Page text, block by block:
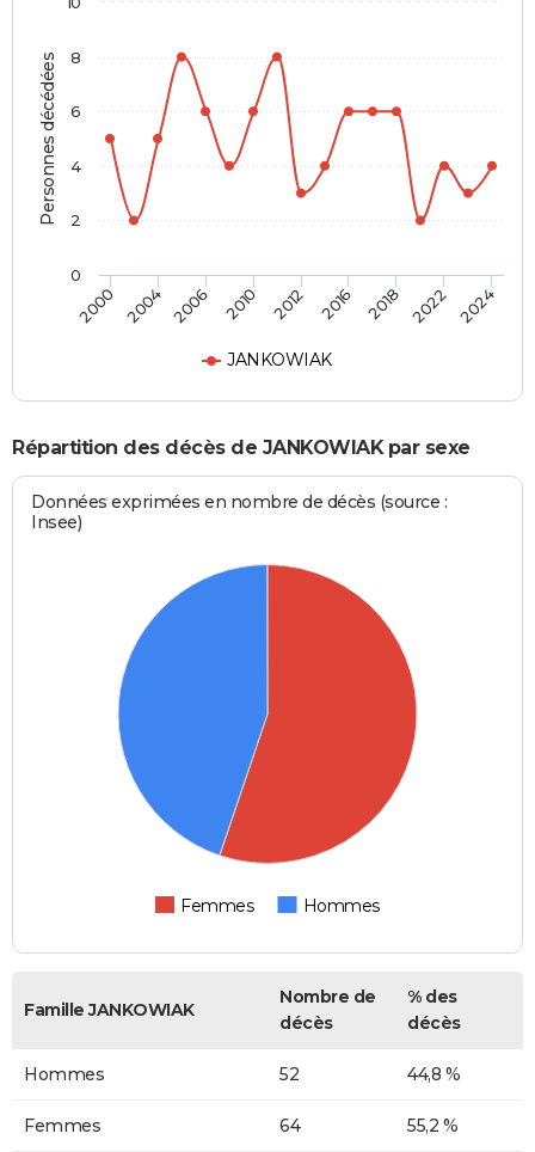
Personnes décédées
JANKOWIAK
2000 2004 2006 2010 2012 2016 2018 2022 2024
0
2
4
6
8
Répartition des décès de JANKOWIAK par sexe
Données exprimées en nombre de décès (source :
Insee)
Femmes Hommes
Famille JANKOWIAK
Nombre de
décès
% des
décès
Hommes 52 44,8 %
Femmes 64 55,2 %